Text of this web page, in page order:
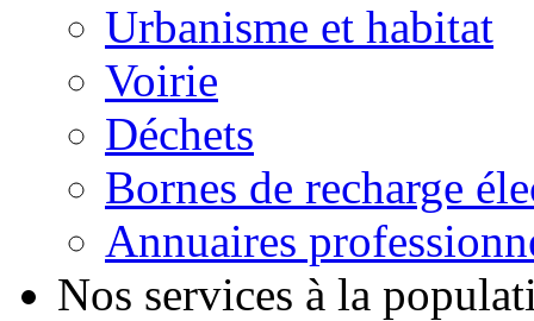
Urbanisme et habitat
Voirie
Déchets
Bornes de recharge
Annuaires
Nos services à la